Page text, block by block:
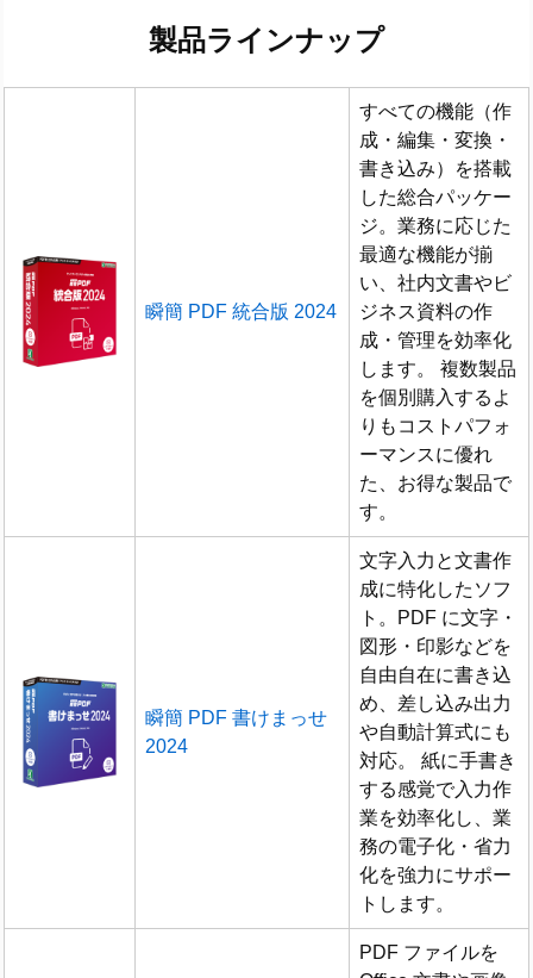
製品ラインナップ
瞬簡 PDF 統合版 2024
すべての機能（作
成・編集・変換・
書き込み）を搭載
した総合パッケー
ジ。業務に応じた
最適な機能が揃
い、社内文書やビ
ジネス資料の作
成・管理を効率化
します。 複数製品
を個別購入するよ
りもコストパフォ
ーマンスに優れ
た、お得な製品で
す。
瞬簡 PDF 書けまっせ
2024
文字入力と文書作
成に特化したソフ
ト。PDF に文字・
図形・印影などを
自由自在に書き込
め、差し込み出力
や自動計算式にも
対応。 紙に手書き
する感覚で入力作
業を効率化し、業
務の電子化・省力
化を強力にサポー
トします。
PDF ファイルを